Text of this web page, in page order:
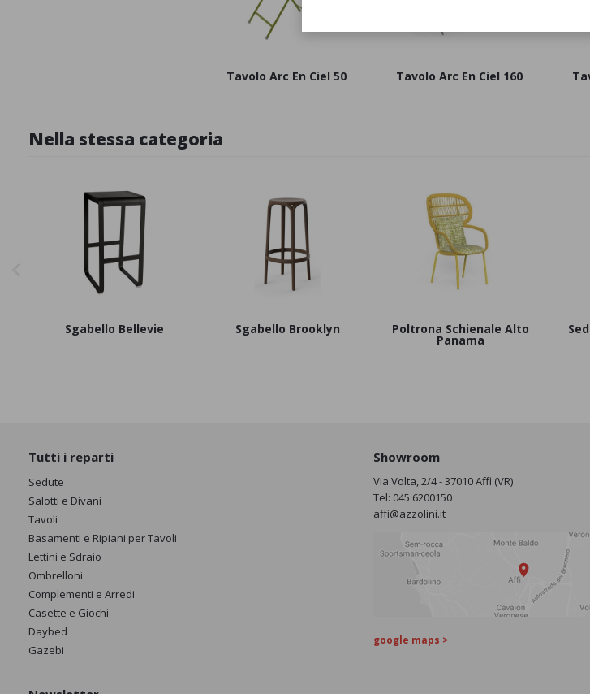
Tavolo Arc En Ciel 50 Tavolo Arc En Ciel 160
Nella stessa categoria
Sgabello Bellevie Sgabello Brooklyn Poltrona Schienale Alto
Panama
Tutti i reparti
Sedute
Salotti e Divani
Tavoli
Basamenti e Ripiani per Tavoli
Lettini e Sdraio
Ombrelloni
Complementi e Arredi
Casette e Giochi
Daybed
Gazebi
Showroom
Via Volta, 2/4 - 37010 Affi (VR)
Tel: 045 6200150
affi@azzolini.it
google maps >